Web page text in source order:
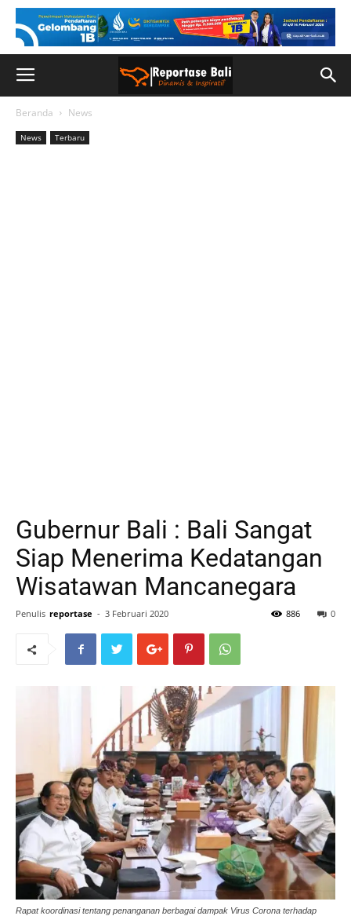
Beranda News
News Terbaru
Gubernur Bali : Bali Sangat
Siap Menerima Kedatangan
Wisatawan Mancanegara
Penulis reportase - 3 Februari 2020 0
886
Rapat koordinasi tentang penanganan berbagai dampak Virus Corona terhadap